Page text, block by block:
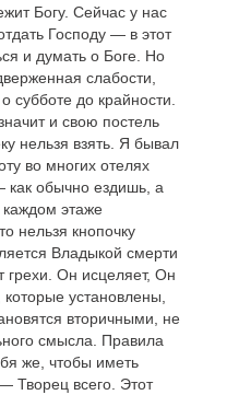
Богу. Сейчас у нас
Господу — в этот
и думать о Боге. Но
слабости,
субботе до крайности.
и свою постель
нельзя взять. Я бывал
во многих отелях
обычно ездишь, а
этаже
нельзя кнопочку
Владыкой смерти
грехи. Он исцеляет, Он
установлены,
вторичными, не
смысла. Правила
же, чтобы иметь
Творец всего. Этот